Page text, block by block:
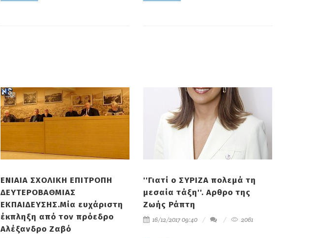
ΕΝΙΑΙΑ ΣΧΟΛΙΚΗ ΕΠΙΤΡΟΠΗ
ΔΕΥΤΕΡΟΒΑΘΜΙΑΣ
ΕΚΠΑΙΔΕΥΣΗΣ.Mία ευχάριστη
έκπληξη από τον πρόεδρο
Αλέξανδρο Ζαβό
''Γιατί ο ΣΥΡΙΖΑ πολεμά τη
μεσαία τάξη''. Αρθρο της
Ζωής Ράπτη
16/12/2017 09:40 2061